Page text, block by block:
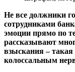
Не все должники
сотрудниками
эмоции прямо по
рассказывают
взыскания –
колоссальным